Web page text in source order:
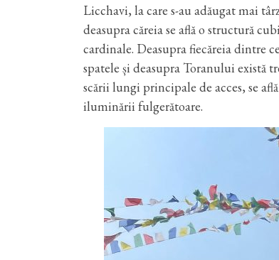
Licchavi, la care s-au adăugat mai
deasupra căreia se află o structură
cardinale. Deasupra fiecăreia dintre
spatele și deasupra Toranului există
scării lungi principale de acces, se
iluminării fulgerătoare.